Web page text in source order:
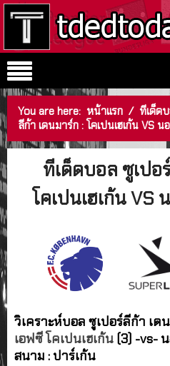
You are here: หน้าแรก / ทีเด็ด
ลีก้า เดนมาร์ก : โคเปนเฮเก้น VS
ทีเด็ดบอล ซูเปอ
โคเปนเฮเก้น VS
วิเคราะห์บอล ซูเปอร์ลีก้า เด
เอฟซี โคเปนเฮเก้น (3) -vs-
สนาม : ปาร์เก้น